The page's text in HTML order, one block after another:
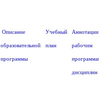
Описание
образовательной
программы
Учебный
план
Аннотации
рабочим
дисциплин